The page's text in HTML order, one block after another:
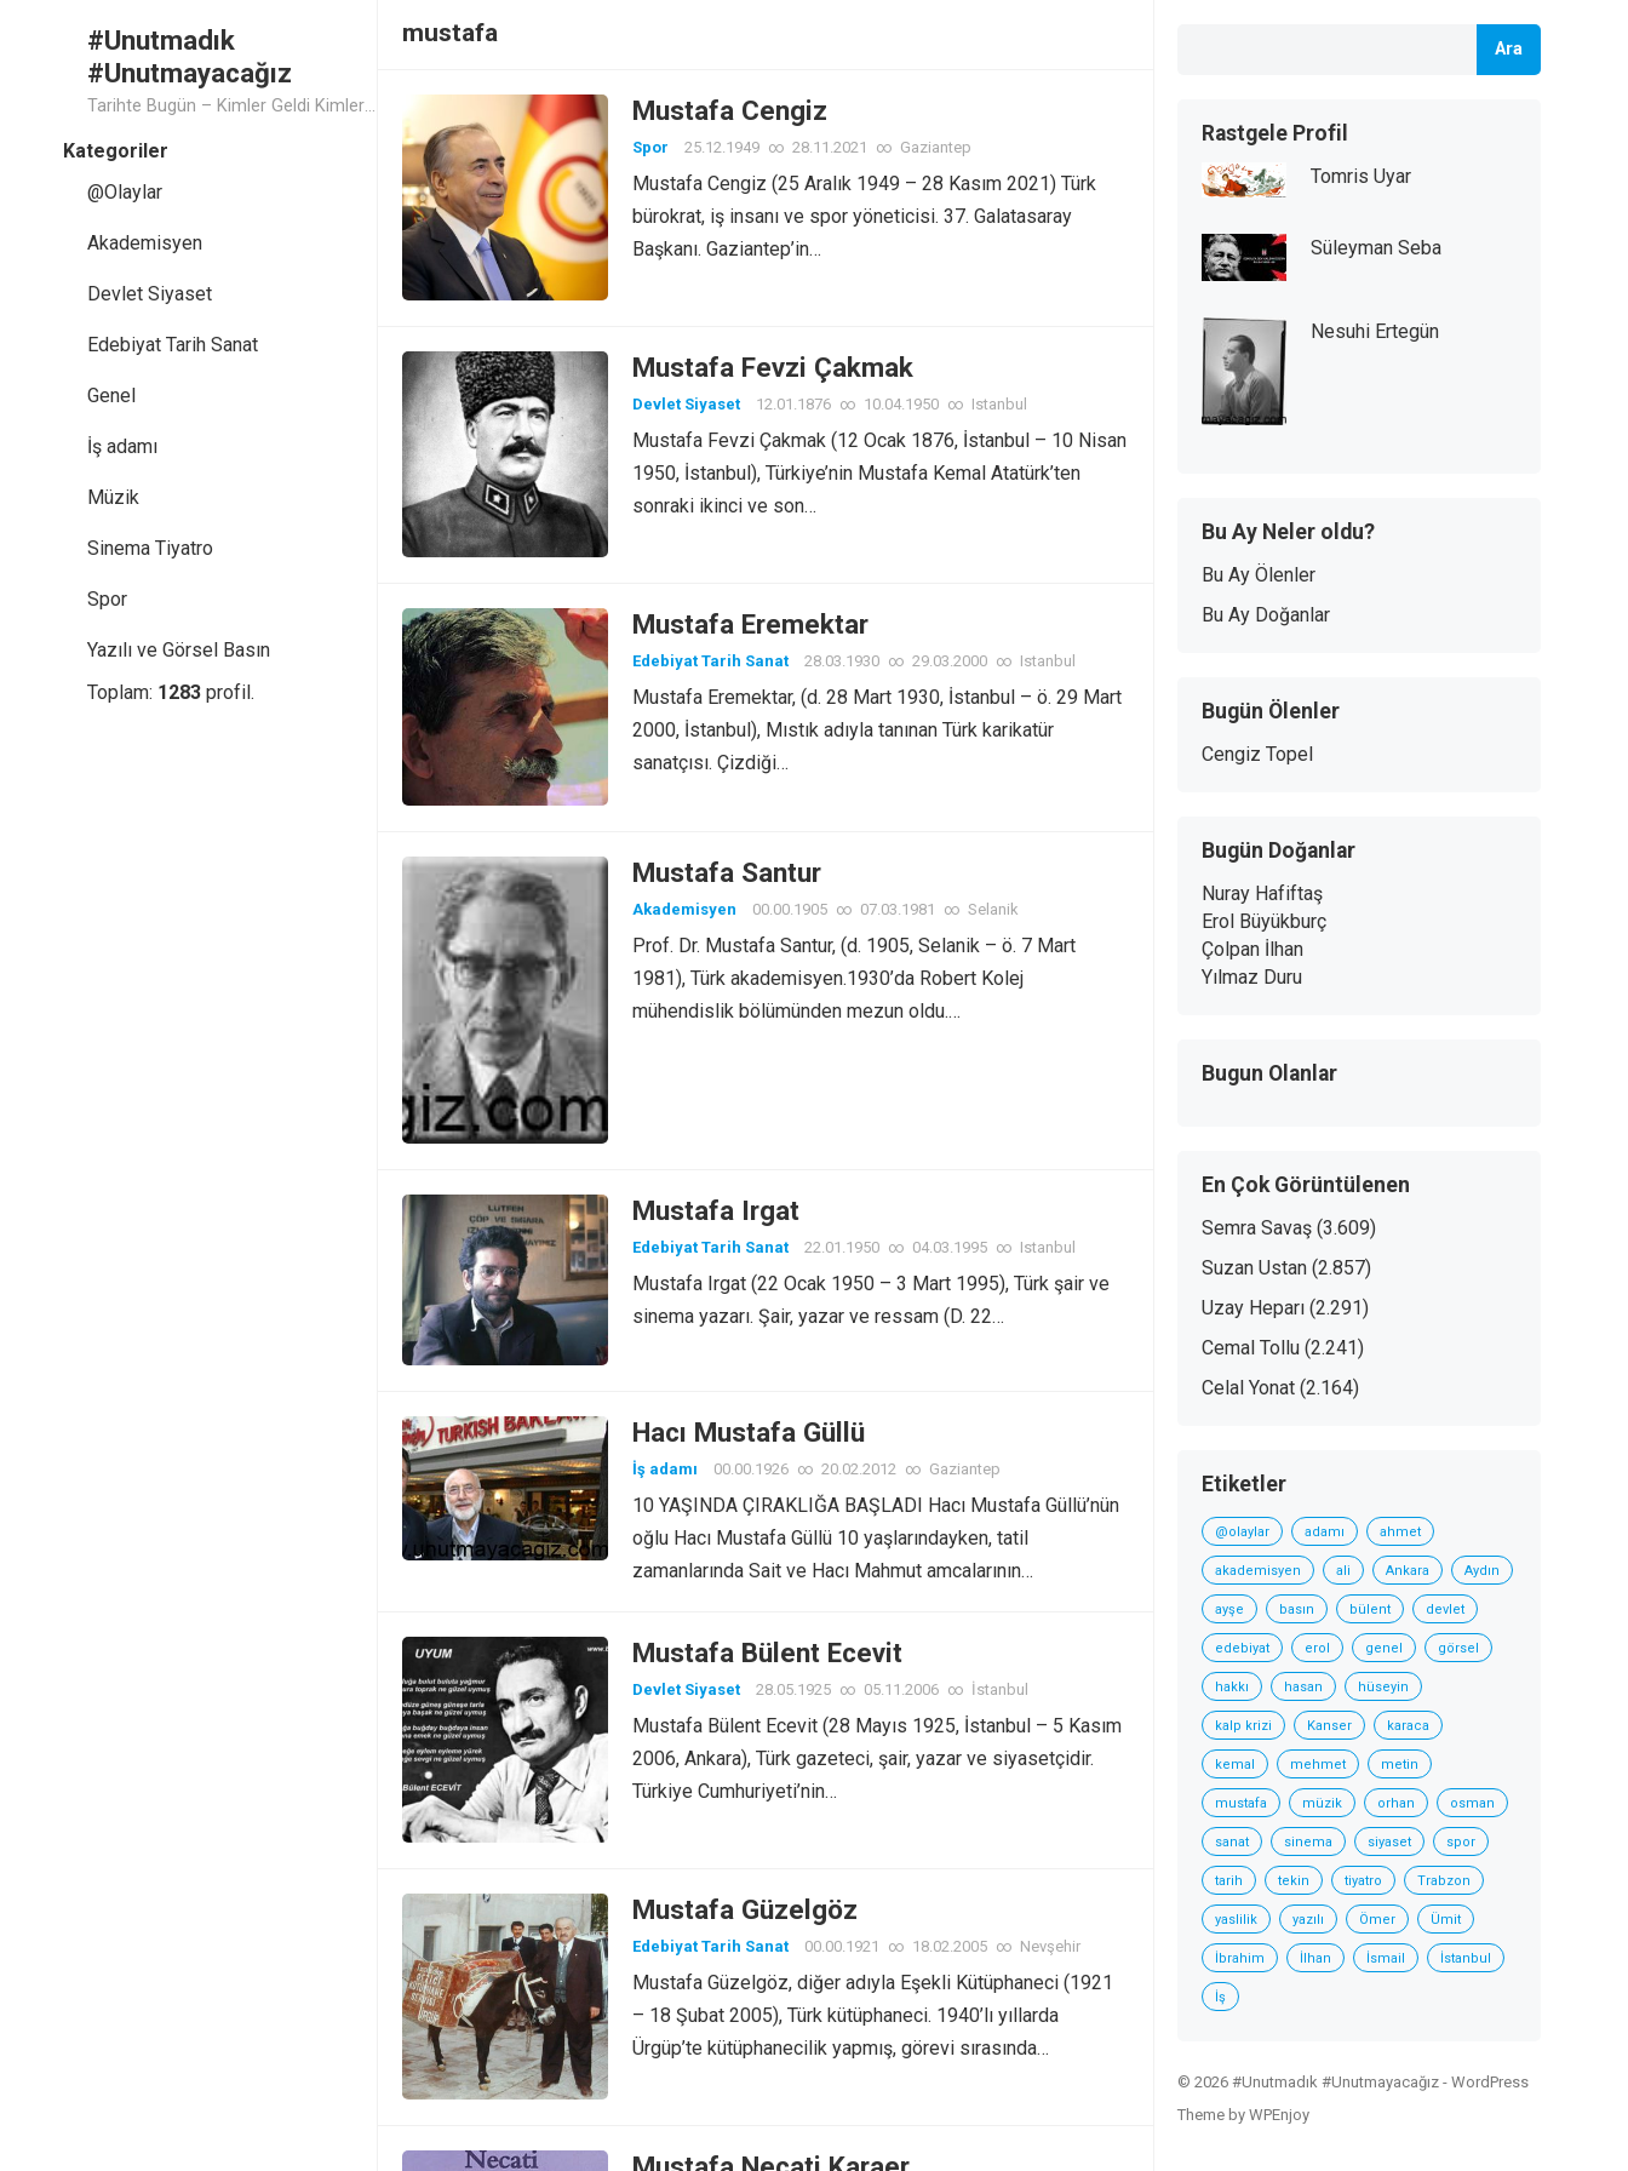
#Unutmadık
#Unutmayacağız
Tarihte Bugün – Kimler Geldi Kimler Geçti..
Kategoriler
@Olaylar
Akademisyen
Devlet Siyaset
Edebiyat Tarih Sanat
Genel
İş adamı
Müzik
Sinema Tiyatro
Spor
Yazılı ve Görsel Basın
Toplam: 1283 profil.
mustafa
Mustafa Cengiz
Spor 25.12.1949 ∞ 28.11.2021 ∞ Gaziantep
Mustafa Cengiz (25 Aralık 1949 – 28 Kasım 2021) Türk
bürokrat, iş insanı ve spor yöneticisi. 37. Galatasaray
Başkanı. Gaziantep’in…
Mustafa Fevzi Çakmak
Devlet Siyaset 12.01.1876 ∞ 10.04.1950 ∞ Istanbul
Mustafa Fevzi Çakmak (12 Ocak 1876, İstanbul – 10 Nisan
1950, İstanbul), Türkiye’nin Mustafa Kemal Atatürk’ten
sonraki ikinci ve son…
Mustafa Eremektar
Edebiyat Tarih Sanat 28.03.1930 ∞ 29.03.2000 ∞ Istanbul
Mustafa Eremektar, (d. 28 Mart 1930, İstanbul – ö. 29 Mart
2000, İstanbul), Mıstık adıyla tanınan Türk karikatür
sanatçısı. Çizdiği…
Mustafa Santur
Akademisyen 00.00.1905 ∞ 07.03.1981 ∞ Selanik
Prof. Dr. Mustafa Santur, (d. 1905, Selanik – ö. 7 Mart
1981), Türk akademisyen.1930’da Robert Kolej
mühendislik bölümünden mezun oldu.…
Mustafa Irgat
Edebiyat Tarih Sanat 22.01.1950 ∞ 04.03.1995 ∞ Istanbul
Mustafa Irgat (22 Ocak 1950 – 3 Mart 1995), Türk şair ve
sinema yazarı. Şair, yazar ve ressam (D. 22…
Hacı Mustafa Güllü
İş adamı 00.00.1926 ∞ 20.02.2012 ∞ Gaziantep
10 YAŞINDA ÇIRAKLIĞA BAŞLADI Hacı Mustafa Güllü’nün
oğlu Hacı Mustafa Güllü 10 yaşlarındayken, tatil
zamanlarında Sait ve Hacı Mahmut amcalarının…
Mustafa Bülent Ecevit
Devlet Siyaset 28.05.1925 ∞ 05.11.2006 ∞ İstanbul
Mustafa Bülent Ecevit (28 Mayıs 1925, İstanbul – 5 Kasım
2006, Ankara), Türk gazeteci, şair, yazar ve siyasetçidir.
Türkiye Cumhuriyeti’nin…
Mustafa Güzelgöz
Edebiyat Tarih Sanat 00.00.1921 ∞ 18.02.2005 ∞ Nevşehir
Mustafa Güzelgöz, diğer adıyla Eşekli Kütüphaneci (1921
– 18 Şubat 2005), Türk kütüphaneci. 1940’lı yıllarda
Ürgüp’te kütüphanecilik yapmış, görevi sırasında…
Ara
Rastgele Profil
Tomris Uyar
Süleyman Seba
Nesuhi Ertegün
Bu Ay Neler oldu?
Bu Ay Ölenler
Bu Ay Doğanlar
Bugün Ölenler
Cengiz Topel
Bugün Doğanlar
Nuray Hafiftaş
Erol Büyükburç
Çolpan İlhan
Yılmaz Duru
Bugun Olanlar
En Çok Görüntülenen
Semra Savaş (3.609)
Suzan Ustan (2.857)
Uzay Heparı (2.291)
Cemal Tollu (2.241)
Celal Yonat (2.164)
Etiketler
@olaylar adamı ahmet
akademisyen ali Ankara Aydın
ayşe basın bülent devlet
edebiyat erol genel görsel
hakkı hasan hüseyin
kalp krizi Kanser karaca
kemal mehmet metin
mustafa müzik orhan osman
sanat sinema siyaset spor
tarih tekin tiyatro Trabzon
yaslilik yazılı Ömer Ümit
İbrahim İlhan İsmail İstanbul
İş
© 2026 #Unutmadık #Unutmayacağız - WordPress
Theme by WPEnjoy